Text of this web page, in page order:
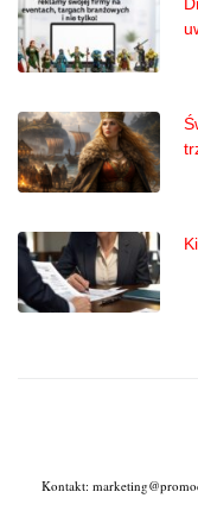
Kontakt: